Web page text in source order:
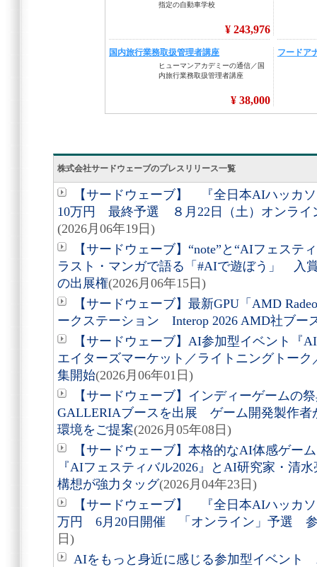
株式会社サードウェーブのプレスリリース一覧
【サードウェーブ】 『全日本AIハッカ
10万円 最終予選 ８月22日（土）オンラ
(2026月06年19日)
【サードウェーブ】“note”と“AIフェス
ラスト・マンガで語る「#AIで遊ぼう」 入
の出展権(2026月06年15日)
【サードウェーブ】最新GPU「AMD
ークステーション Interop 2026 AMD社ブー
【サードウェーブ】AI参加型イベント『
エイターズマーケット／ライトニングトー
集開始(2026月06年01日)
【サードウェーブ】インディーゲームの
GALLERIAブースを出展 ゲーム開発製作者
環境をご提案(2026月05年08日)
【サードウェーブ】本格的なAI体感ゲ
『AIフェスティバル2026』とAI研究家・清
構想が強力タッグ(2026月04年23日)
【サードウェーブ】 『全日本AIハッカ
万円 6月20日開催 「オンライン」予選 参
日)
AIをもっと身近に感じる参加型イベント